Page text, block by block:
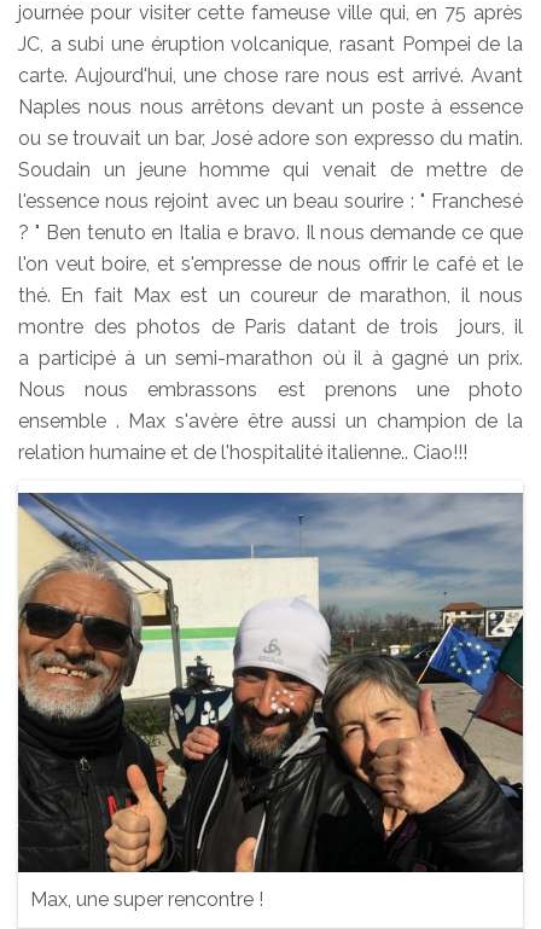
journée pour visiter cette fameuse ville qui, en 75 après
JC, a subi une éruption volcanique, rasant Pompei de la
carte. Aujourd'hui, une chose rare nous est arrivé. Avant
Naples nous nous arrêtons devant un poste à essence
ou se trouvait un bar, José adore son expresso du matin.
Soudain un jeune homme qui venait de mettre de
l'essence nous rejoint avec un beau sourire : " Franchesé
? " Ben tenuto en Italia e bravo. Il nous demande ce que
l'on veut boire, et s'empresse de nous offrir le café et le
thé. En fait Max est un coureur de marathon, il nous
montre des photos de Paris datant de trois jours, il
a participé à un semi-marathon où il à gagné un prix.
Nous nous embrassons est prenons une photo
ensemble . Max s'avère être aussi un champion de la
relation humaine et de l'hospitalité italienne.. Ciao!!!
Max, une super rencontre !